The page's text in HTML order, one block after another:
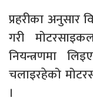
प्रहरीका अनुसार
गरी
नियन्त्रणमा
चलाइरहेको
।